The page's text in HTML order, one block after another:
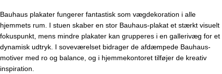
Bauhaus plakater fungerer fantastisk som vægdekoration i alle
hjemmets rum. I stuen skaber en stor Bauhaus-plakat et stærkt visuelt
fokuspunkt, mens mindre plakater kan grupperes i en gallerivæg for et
dynamisk udtryk. I soveværelset bidrager de afdæmpede Bauhaus-
motiver med ro og balance, og i hjemmekontoret tilføjer de kreativ
inspiration.